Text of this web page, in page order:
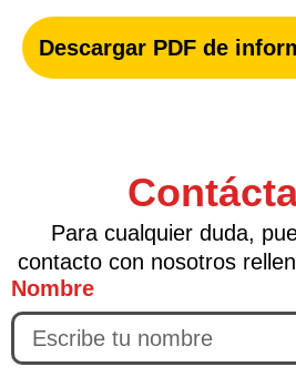
Descargar PDF de
Para cualquier duda,
contacto con nosotros
Nombre